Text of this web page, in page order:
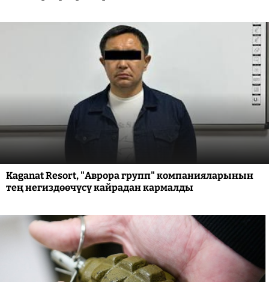
Kaganat Resort, "Аврора групп" компанияларынын
тең негиздөөчүсү кайрадан кармалды